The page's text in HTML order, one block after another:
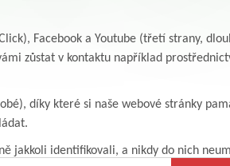
Facebook a Youtube (třetí strany,
zůstat v kontaktu například
díky které si naše webové stránky
jakkoli identifikovali, a nikdy do nich